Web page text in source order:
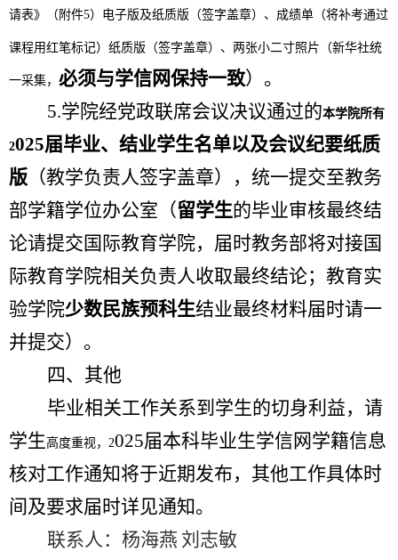
请表》（附件5）电子版及纸质版（签字盖章）、成绩单 （将补考通过
课程用红笔标记）纸质版（签字盖章） 、两张小二寸照片（新华社统
一采集， 必须与学信网保持一致）。
5.学院经党政联席会议决议通过的本学院所有
2025届毕业、结业学生名单以及会议纪要纸质
版 （教学负责人签字盖章），统一提交至教务
部学籍学位办公室（留学生的毕业审核最终结
论请提交国际教育学院，届时教务部将对接国
际教育学院相关负责人收取最终结论；教育实
验学院少数民族预科生结业最终材料届时请一
并提交）。
四、其他
毕业相关工作关系到学生的切身利益，请
学生高度重视， 2025届本科毕业生学信网学籍信息
核对工作通知将于近期发布，其他工作具体时
间及要求届时详见通知。
联系人： 杨海燕 刘志敏